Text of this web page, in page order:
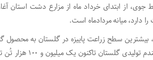
از ابتدای خرداد ماه از مزارع دشت استان
دارد، میانه مردادماه است.
سطح زراعت پاییزه در گلستان به محصول
یک میلیون و ۴۰۰ هزار تُن اختصاص داردکه